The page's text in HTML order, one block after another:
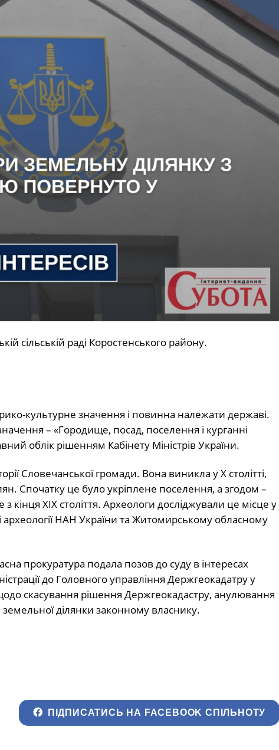
сільській раді Коростенського району.
культурне значення і повинна належати державі.
– «Городище, посад, поселення і курганні
облік рішенням Кабінету Міністрів України.
Словечанської громади. Вона виникла у Х столітті,
Спочатку це було укріплене поселення, а згодом –
кінця XIX століття. Археологи досліджували це місце у
археології НАН України та Житомирському обласному
прокуратура подала позов до суду в інтересах
до Головного управління Держгеокадатру у
скасування рішення Держгеокадастру, анулювання
ділянки законному власнику.
ПІДПИСАТИСЬ НА FACEBOOK СПІЛЬНОТУ